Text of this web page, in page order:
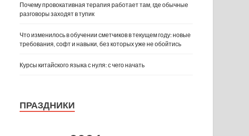
Почему провокативная терапия работает там, где обычные
разговоры заходят в тупик
Что изменилось в обучении сметчиков в текущем году: новые
требования, софт и навыки, без которых уже не обойтись
Курсы китайского языка с нуля: с чего начать
ПРАЗДНИКИ